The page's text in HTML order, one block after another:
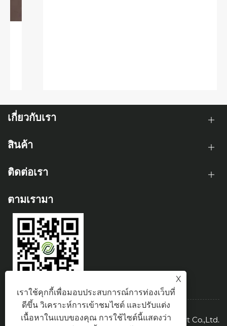
เกี่ยวกับเรา
สินค้า
ติดต่อเรา
ตามเรามา
ลิขสิทธิ์© 2026 Tianjin Rongda Import and Export Co.,Ltd.
X
เราใช้คุกกี้เพื่อมอบประสบการณ์การท่องเว็บที่
ดีขึ้น วิเคราะห์การเข้าชมไซต์ และปรับแต่ง
เนื้อหาในแบบของคุณ การใช้ไซต์นี้แสดงว่า